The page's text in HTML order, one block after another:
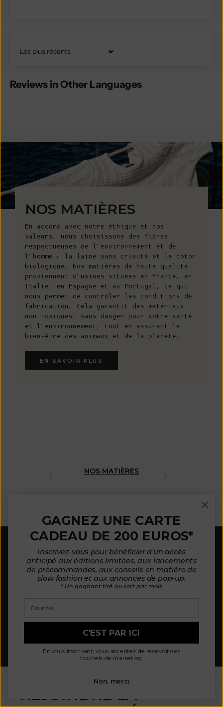
Trier par
Reviews in Other Languages
NOS MATIÈRES
En accord avec notre éthique et nos
valeurs, nous choisissons des fibres
respectueuses de l'environnement et de
l'homme : la laine sans cruauté et le coton
biologique. Nos matières de haute qualité
proviennent d'usines situées en France, en
Italie, en Espagne et au Portugal, ce qui
nous permet de contrôler les conditions de
fabrication. Cela garantit des matériaux
non toxiques, sans danger pour votre santé
et l'environnement, tout en assurant le
bien-être des animaux et de la planète.
EN SAVOIR PLUS
NOS MATIÈRES
Europe : à partir de 300 €
États-Unis : à partir de 410 €
Canada, Royaume-Uni et Suisse : à partir de 320 €
Asie : à partir de 360 €
ÉCHANGE ET RETOURS FLEXIBLES
PAIEMENTS EN TROIS FOIS
avecSplitIt
SERVICE CLIENTS
REJOINDRE LA
GAGNEZ UNE CARTE
CADEAU DE 200 EUROS*
Inscrivez-vous pour bénéficier d'un accès
anticipé aux éditions limitées, aux lancements
de précommandes, aux conseils en matière de
slow fashion et aux annonces de pop-up.
* Un gagnant tiré au sort par mois
C'EST PAR ICI
En vous inscrivant, vous acceptez de recevoir des
courriels de marketing.
Non, merci